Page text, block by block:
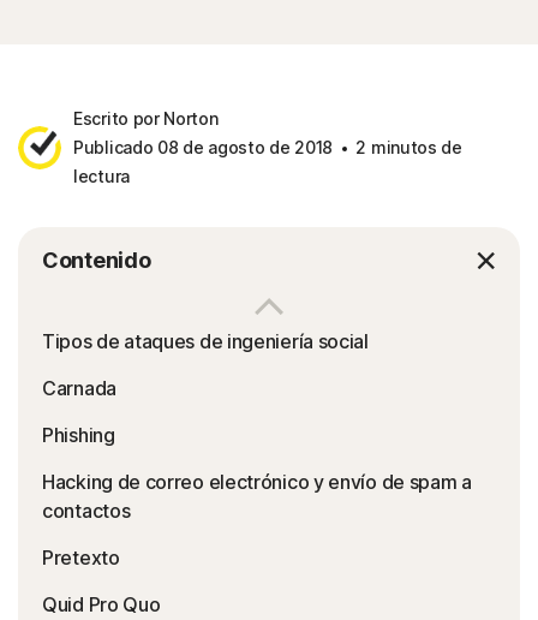
Escrito por Norton
Publicado 08 de agosto de 2018
2 minutos de
lectura
Contenido
Tipos de ataques de ingeniería social
Carnada
Phishing
Hacking de correo electrónico y envío de spam a
contactos
Pretexto
Quid Pro Quo